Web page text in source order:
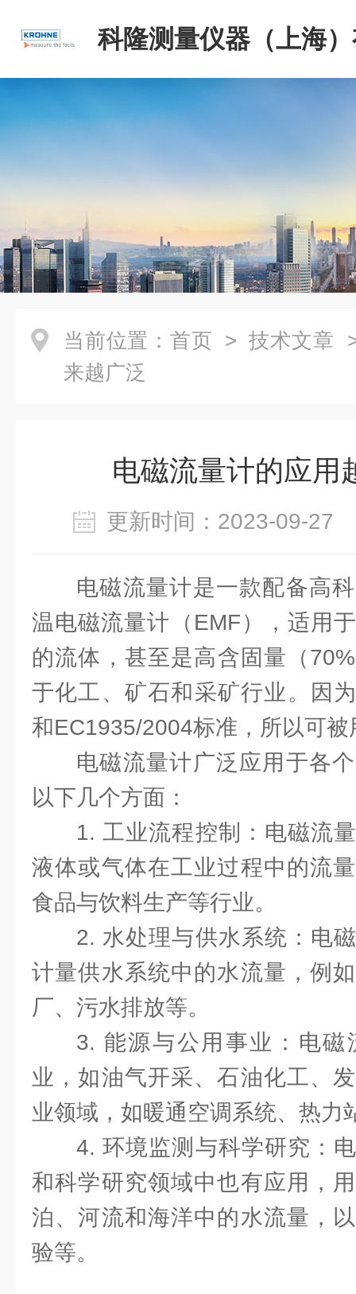
科隆测量仪器（上海
司
当前位置： 首页 > 技术文章
来越广泛
电磁流量计的应用
更新时间：2023-09-
电磁流量计是一款配备高
温电磁流量计（EMF），适用
的流体，甚至是高含固量（
于化工、矿石和采矿行业。因
和EC1935/2004标准，所以可
电磁流量计广泛应用于各
以下几个方面：
1. 工业流程控制：电磁流
液体或气体在工业过程中的流
食品与饮料生产等行业。
2. 水处理与供水系统：电
计量供水系统中的水流量，例
厂、污水排放等。
3. 能源与公用事业：电磁
业，如油气开采、石油化工、
业领域，如暖通空调系统、热力
4. 环境监测与科学研究：
和科学研究领域中也有应用，
泊、河流和海洋中的水流量，
验等。